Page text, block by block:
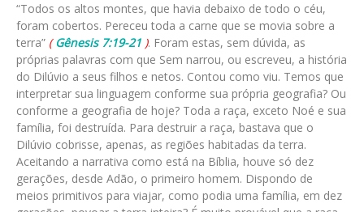
“Todos os altos montes, que havia debaixo de todo o céu,
foram cobertos. Pereceu toda a carne que se movia sobre a
terra” (Gênesis 7:19-21 ). Foram estas, sem dúvida, as
próprias palavras com que Sem narrou, ou escreveu, a história
do Dilúvio a seus filhos e netos. Contou como viu. Temos que
interpretar sua linguagem conforme sua própria geografia? Ou
conforme a geografia de hoje? Toda a raça, exceto Noé e sua
família, foi destruída. Para destruir a raça, bastava que o
Dilúvio cobrisse, apenas, as regiões habitadas da terra.
Aceitando a narrativa como está na Bíblia, houve só dez
gerações, desde Adão, o primeiro homem. Dispondo de
meios primitivos para viajar, como podia uma família, em dez